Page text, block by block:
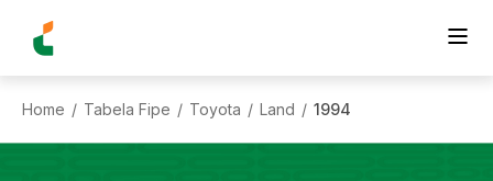
Home / Tabela Fipe / Toyota / Land / 1994